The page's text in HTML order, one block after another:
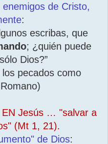
de Cristo,
:
escribas, que
; ¿quién puede
Dios?”
pecados como
Jesús … "salvar a
(Mt 1, 21).
de Dios: